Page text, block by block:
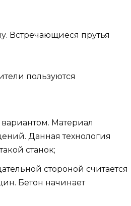
Встречающиеся прутья
пользуются
Материал
Данная технология
станок;
стороной считается
Бетон начинает